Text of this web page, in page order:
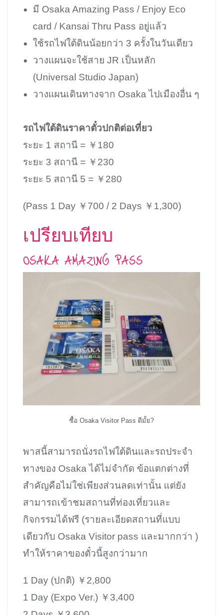
มี Osaka Amazing Pass / Enjoy Eco
card / Kansai Thru Pass อยู่แล้ว
ใช้รถไฟใต้ดินน้อยกว่า 3 ครั้งในวันเดียว
วางแผนจะใช้สาย JR เป็นหลัก
(Universal Studio Japan)
วางแผนเดินทางจาก Osaka ไปเมืองอื่น ๆ
รถไฟใต้ดินราคาตั๋วปกติต่อเที่ยว
ระยะ 1 สถานี = ￥180
ระยะ 3 สถานี = ￥230
ระยะ 5 สถานี 5 = ￥280
(Pass 1 Day ￥700 / 2 Days ￥1,300)
เปรียบเทียบ
OSAKA AMAZING PASS
ซื้อ Osaka Visitor Pass ดีมั้ย?
พาสนี้สามารถนั่งรถไฟใต้ดินและรถประจำ
ทางของ Osaka ได้ไม่จำกัด ข้อแตกต่างที่
สำคัญคือไม่ใช่เพียงส่วนลดเท่านั้น แต่ยัง
สามารถเข้าชมสถานที่ท่องเที่ยวและ
กิจกรรมได้ฟรี (รายละเอียดสถานที่แบบ
เดียวกับ Osaka Visitor pass และมากกว่า )
ทำให้ราคาของตั๋วนี้สูงกว่ามาก
1 Day (ปกติ) ￥2,800
1 Day (Expo Ver.) ￥3,400